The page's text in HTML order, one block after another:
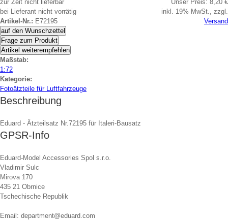
zur Zeit nicht lieferbar
bei Lieferant nicht vorrätig
Artikel-Nr.: E72195
auf den Wunschzettel
Frage zum Produkt
Artikel weiterempfehlen
Unser Preis: 8,20 €
inkl. 19% MwSt., zzgl.
Versand
Maßstab:
1:72
Kategorie:
Fotoätzteile für Luftfahrzeuge
Beschreibung
Eduard - Ätzteilsatz Nr.72195 für Italeri-Bausatz
GPSR-Info
Eduard-Model Accessories Spol s.r.o.
Vladimir Sulc
Mirova 170
435 21 Obrnice
Tschechische Republik
Email: department@eduard.com